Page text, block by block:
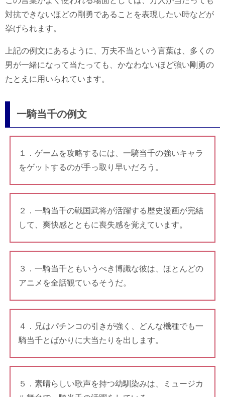
対抗できないほどの剛勇であることを表現したい時などが
挙げられます。
上記の例文にあるように、万夫不当という言葉は、多くの
男が一緒になって当たっても、かなわないほど強い剛勇の
たとえに用いられています。
一騎当千の例文
１．ゲームを攻略するには、一騎当千の強いキャラ
をゲットするのが手っ取り早いだろう。
２．一騎当千の戦国武将が活躍する歴史漫画が完結
して、爽快感とともに喪失感を覚えています。
３．一騎当千ともいうべき博識な彼は、ほとんどの
アニメを全話観ているそうだ。
４．兄はパチンコの引きが強く、どんな機種でも一
騎当千とばかりに大当たりを出します。
５．素晴らしい歌声を持つ幼馴染みは、ミュージカ